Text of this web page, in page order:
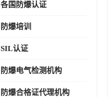
各国防爆认证
防爆培训
SIL认证
防爆电气检测机构
防爆合格证代理机构